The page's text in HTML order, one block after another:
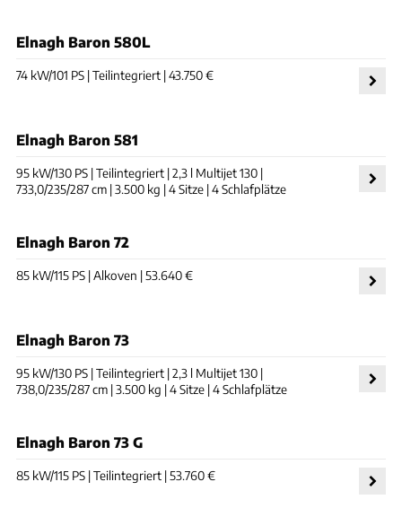
Elnagh Baron 580L
74 kW/101 PS | Teilintegriert | 43.750 €
Elnagh Baron 581
95 kW/130 PS | Teilintegriert | 2,3 l Multijet 130 |
733,0/235/287 cm | 3.500 kg | 4 Sitze | 4 Schlafplätze
Elnagh Baron 72
85 kW/115 PS | Alkoven | 53.640 €
Elnagh Baron 73
95 kW/130 PS | Teilintegriert | 2,3 l Multijet 130 |
738,0/235/287 cm | 3.500 kg | 4 Sitze | 4 Schlafplätze
Elnagh Baron 73 G
85 kW/115 PS | Teilintegriert | 53.760 €